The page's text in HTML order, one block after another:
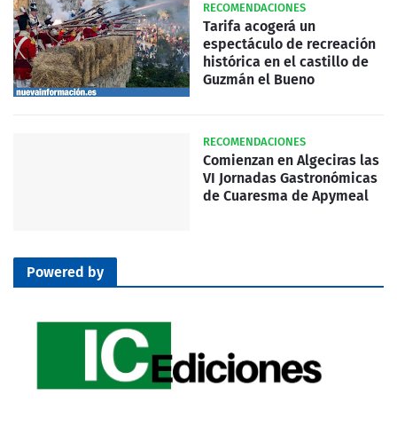
RECOMENDACIONES
Tarifa acogerá un
espectáculo de recreación
histórica en el castillo de
Guzmán el Bueno
RECOMENDACIONES
Comienzan en Algeciras las
VI Jornadas Gastronómicas
de Cuaresma de Apymeal
Powered by